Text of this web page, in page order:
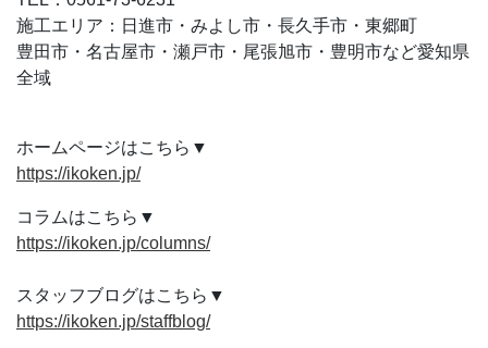
施工エリア：日進市・みよし市・長久手市・東郷町
豊田市・名古屋市・瀬戸市・尾張旭市・豊明市など愛知県
全域
ホームページはこちら▼
https://ikoken.jp/
コラムはこちら▼
https://ikoken.jp/columns/
スタッフブログはこちら▼
https://ikoken.jp/staffblog/